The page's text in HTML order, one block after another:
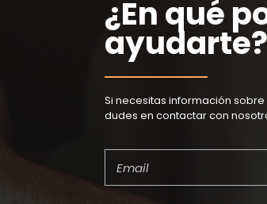
¿En qué
ayudarte?
Si necesitas información
dudes en contactar con